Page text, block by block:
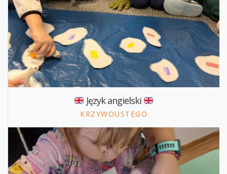
Język angielski
KRZYWOUSTEGO